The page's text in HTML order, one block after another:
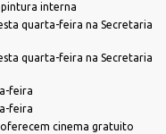
pintura interna
quarta-feira na Secretaria
quarta-feira na Secretaria
feira
feira
oferecem cinema gratuito